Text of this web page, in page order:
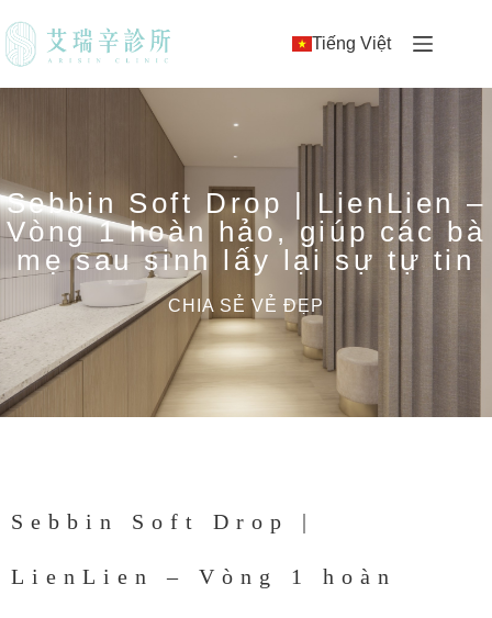
Tiếng Việt
Sebbin Soft Drop | LienLien –
Vòng 1 hoàn hảo, giúp các bà
mẹ sau sinh lấy lại sự tự tin
CHIA SẺ VẺ ĐẸP
Sebbin Soft Drop |
LienLien – Vòng 1 hoàn